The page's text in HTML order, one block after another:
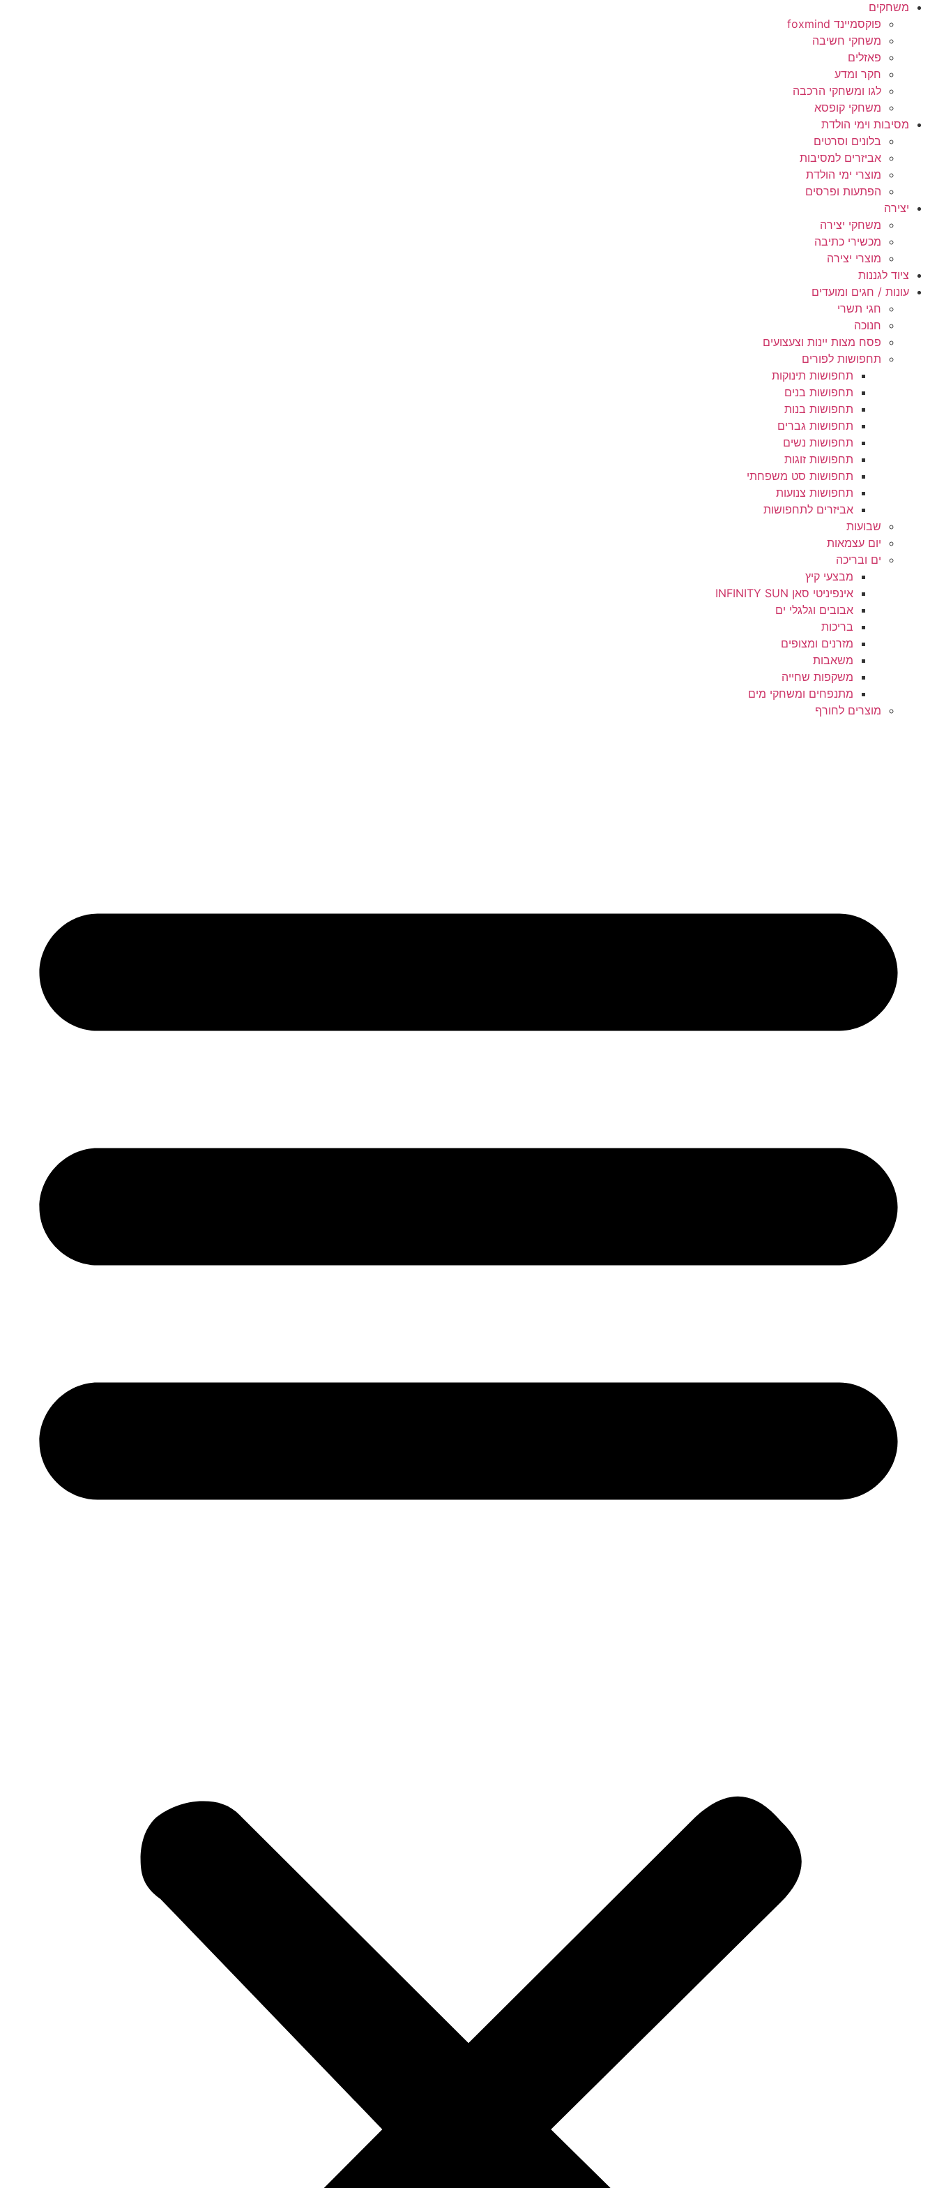
משחקים
פוקסמיינד foxmind
משחקי חשיבה
פאזלים
חקר ומדע
לגו ומשחקי הרכבה
משחקי קופסא
מסיבות וימי הולדת
בלונים וסרטים
אביזרים למסיבות
מוצרי ימי הולדת
הפתעות ופרסים
יצירה
משחקי יצירה
מכשירי כתיבה
מוצרי יצירה
ציוד לגננות
עונות / חגים ומועדים
חגי תשרי
חנוכה
פסח מצות יינות וצעצועים
תחפושות לפורים
תחפושות תינוקות
תחפושות בנים
תחפושות בנות
תחפושות גברים
תחפושות נשים
תחפושות זוגות
תחפושות סט משפחתי
תחפושות צנועות
אביזרים לתחפושות
שבועות
יום עצמאות
ים ובריכה
מבצעי קיץ
אינפיניטי סאן INFINITY SUN
אבובים וגלגלי ים
בריכות
מזרנים ומצופים
משאבות
משקפות שחייה
מתנפחים ומשחקי מים
מוצרים לחורף